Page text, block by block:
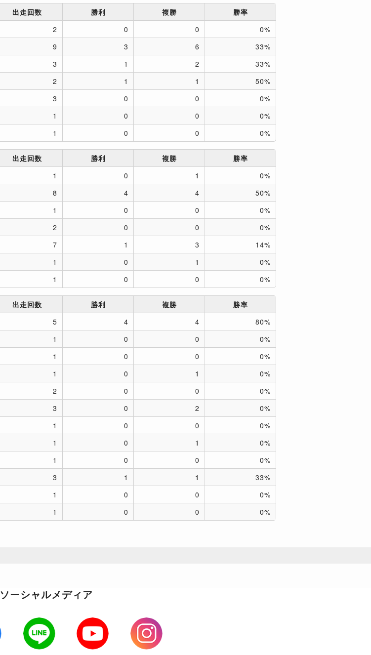
出走回数 勝利 複勝
勝率
2 0 0
0%
9 3 6
33%
3 1 2
33%
2 1 1
50%
3 0 0
0%
1 0 0
0%
1 0 0 0%
出走回数 勝利 複勝
勝率
1 0 1
0%
8 4 4
50%
1 0 0
0%
2 0 0
0%
7 1 3
14%
1 0 1
0%
1 0 0 0%
出走回数 勝利 複勝
勝率
5 4 4
80%
1 0 0
0%
1 0 0
0%
1 0 1
0%
2 0 0
0%
3 0 2
0%
1 0 0
0%
1 0 1
0%
1 0 0
0%
3 1 1
33%
1 0 0
0%
1 0 0 0%
ソーシャルメディア
LINE Youtube Instagram